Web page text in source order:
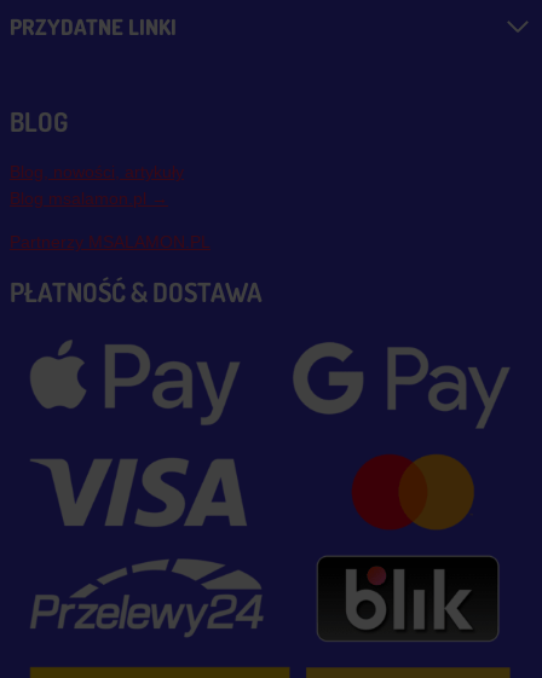
PRZYDATNE LINKI
BLOG
Blog, nowości, artykuły
Blog msalamon.pl →
Partnerzy MSALAMON.PL
PŁATNOŚĆ & DOSTAWA